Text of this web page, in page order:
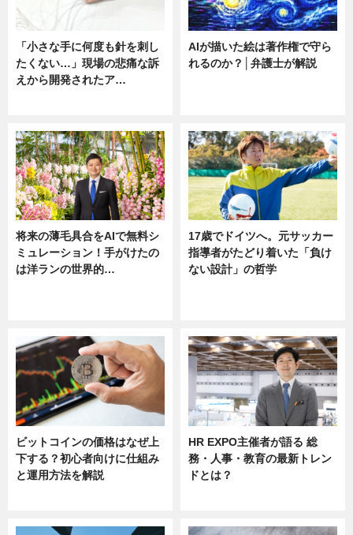
「小さな手に何度も針を刺し
たくない…」現場の悲痛な訴
えから開発されたア…
AIが描いた絵は著作権で守ら
れるのか？│弁護士が解説
将来の薄毛具合をAIで無料シ
ミュレーション！手がけたの
は洋ランの世界的…
17歳でドイツへ。元サッカー
指導者がたどり着いた「負け
ない設計」の哲学
ビットコインの価格はなぜ上
下する？初心者向けに仕組み
と運用方法を解説
HR EXPO主催者が語る 総
務・人事・教育の最新トレン
ドとは？